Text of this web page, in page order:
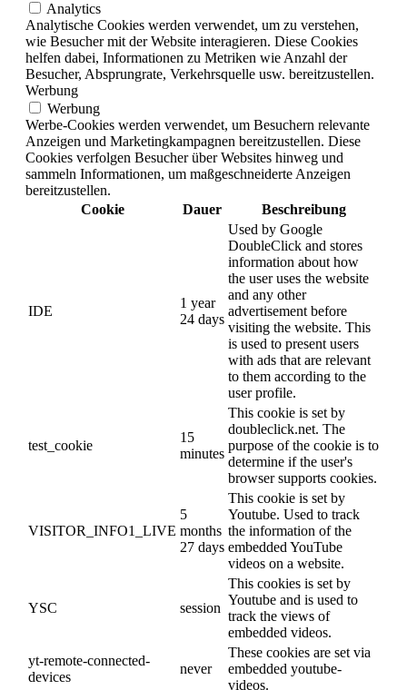
Analytics
Analytische Cookies werden verwendet, um zu verstehen,
wie Besucher mit der Website interagieren. Diese Cookies
helfen dabei, Informationen zu Metriken wie Anzahl der
Besucher, Absprungrate, Verkehrsquelle usw. bereitzustellen.
Werbung
Werbung
Werbe-Cookies werden verwendet, um Besuchern relevante
Anzeigen und Marketingkampagnen bereitzustellen. Diese
Cookies verfolgen Besucher über Websites hinweg und
sammeln Informationen, um maßgeschneiderte Anzeigen
bereitzustellen.
Cookie
Dauer Beschreibung
IDE
1 year
24 days
Used by Google
DoubleClick and stores
information about how
the user uses the website
and any other
advertisement before
visiting the website. This
is used to present users
with ads that are relevant
to them according to the
user profile.
test_cookie
15
minutes
This cookie is set by
doubleclick.net. The
purpose of the cookie is to
determine if the user's
browser supports cookies.
VISITOR_INFO1_LIVE
5
months
27 days
This cookie is set by
Youtube. Used to track
the information of the
embedded YouTube
videos on a website.
YSC session
This cookies is set by
Youtube and is used to
track the views of
embedded videos.
yt-remote-connected-
devices
never
These cookies are set via
embedded youtube-
videos.